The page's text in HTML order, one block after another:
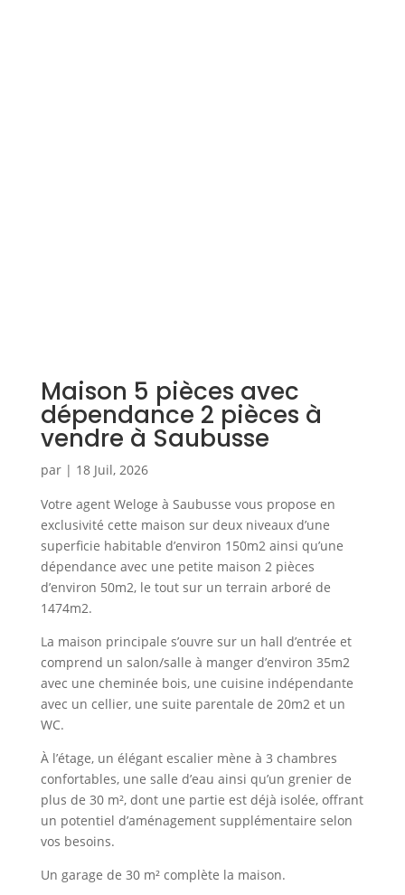
Maison 5 pièces avec
dépendance 2 pièces à
vendre à Saubusse
par | 18 Juil, 2026
Votre agent Weloge à Saubusse vous propose en
exclusivité cette maison sur deux niveaux d’une
superficie habitable d’environ 150m2 ainsi qu’une
dépendance avec une petite maison 2 pièces
d’environ 50m2, le tout sur un terrain arboré de
1474m2.
La maison principale s’ouvre sur un hall d’entrée et
comprend un salon/salle à manger d’environ 35m2
avec une cheminée bois, une cuisine indépendante
avec un cellier, une suite parentale de 20m2 et un
WC.
À l’étage, un élégant escalier mène à 3 chambres
confortables, une salle d’eau ainsi qu’un grenier de
plus de 30 m², dont une partie est déjà isolée, offrant
un potentiel d’aménagement supplémentaire selon
vos besoins.
Un garage de 30 m² complète la maison.